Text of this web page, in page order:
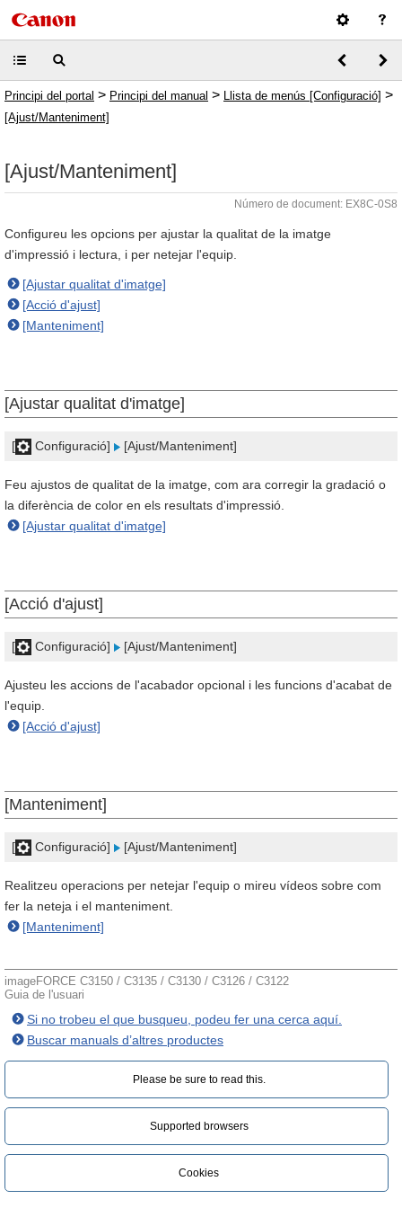
Principi del portal > Principi del manual > Llista de menús [Configuració] >
[Ajust/Manteniment]
[Ajust/Manteniment]
Número de document: EX8C-0S8
Configureu les opcions per ajustar la qualitat de la imatge
d'impressió i lectura, i per netejar l'equip.
[Ajustar qualitat d'imatge]
[Acció d'ajust]
[Manteniment]
[Ajustar qualitat d'imatge]
[ Configuració] [Ajust/Manteniment]
Feu ajustos de qualitat de la imatge, com ara corregir la gradació o
la diferència de color en els resultats d'impressió.
[Ajustar qualitat d'imatge]
[Acció d'ajust]
[ Configuració] [Ajust/Manteniment]
Ajusteu les accions de l'acabador opcional i les funcions d'acabat de
l'equip.
[Acció d'ajust]
[Manteniment]
[ Configuració] [Ajust/Manteniment]
Realitzeu operacions per netejar l'equip o mireu vídeos sobre com
fer la neteja i el manteniment.
[Manteniment]
imageFORCE C3150 / C3135 / C3130 / C3126 / C3122
Guia de l'usuari
Si no trobeu el que busqueu, podeu fer una cerca aquí.
Buscar manuals d’altres productes
Please be sure to read this.‎
Supported browsers
Cookies